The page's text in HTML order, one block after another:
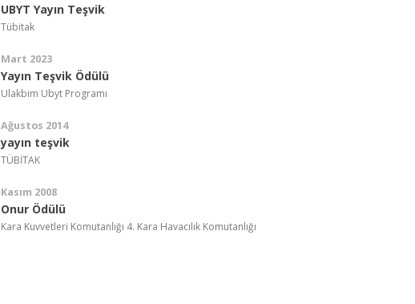
UBYT Yayın Teşvik
Tübitak
Mart 2023
Yayın Teşvik Ödülü
Ulakbim Ubyt Programı
Ağustos 2014
yayın teşvik
TÜBİTAK
Kasım 2008
Onur Ödülü
Kara Kuvvetleri Komutanlığı 4. Kara Havacılık Komutanlığı